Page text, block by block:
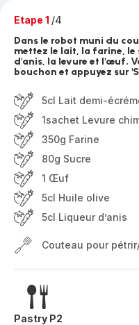
Etape 1 /4
Dans le robot muni du
mettez le lait, la farine, le
d'anis, la levure et l'œuf.
bouchon et appuyez sur
5cl Lait demi-
1sachet Levure
350g Farine
80g Sucre
1 Œuf
5cl Huile olive
5cl Liqueur d’anis
Couteau pour
Pastry P2